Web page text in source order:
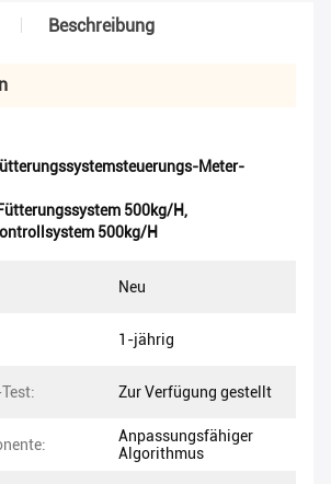
Beschreibung
Meter-
500kg/H,
500kg/H
Neu
1-jährig
Zur Verfügung gestellt
Anpassungsfähiger
Algorithmus